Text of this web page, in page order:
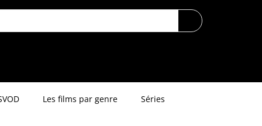
Les films par genre Séries